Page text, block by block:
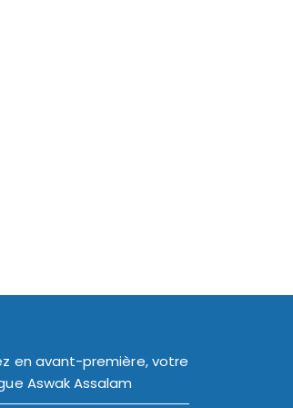
en avant-première, votre
Aswak Assalam